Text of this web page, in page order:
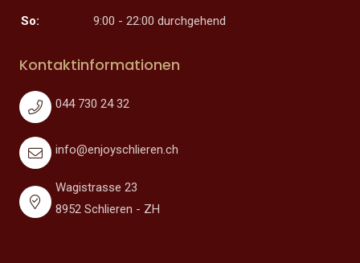
So: 9:00 - 22:00 durchgehend
Kontaktinformationen
044 730 24 32
info@enjoyschlieren.ch
Wagistrasse 23
8952 Schlieren - ZH